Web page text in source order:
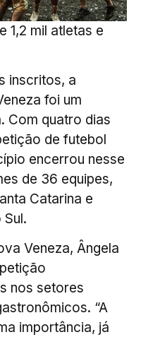
1,2 mil atletas e
inscritos, a
foi um
Com quatro dias
de futebol
encerrou nesse
de 36 equipes,
Catarina e
Veneza, Ângela
nos setores
“A
importância, já